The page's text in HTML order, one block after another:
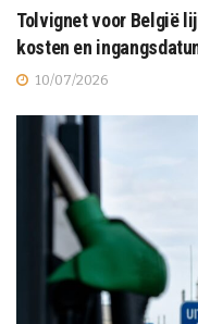
Tolvignet voor België
kosten en
10/07/2026